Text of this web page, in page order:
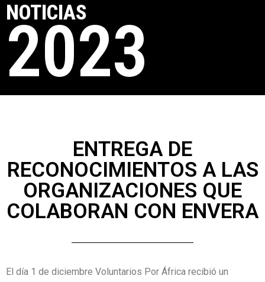
NOTICIAS
2023
ENTREGA DE
RECONOCIMIENTOS A LAS
ORGANIZACIONES QUE
COLABORAN CON ENVERA
El día 1 de diciembre Voluntarios Por África recibió un